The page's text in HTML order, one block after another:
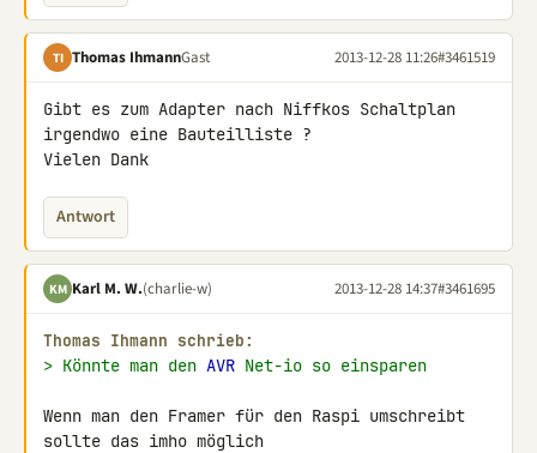
TI Thomas IhmannGast 2013-12-28 11:26#3461519
Gibt es zum Adapter nach Niffkos Schaltplan
irgendwo eine Bauteilliste ?
Vielen Dank
Antwort
KM Karl M. W.(charlie-w) 2013-12-28 14:37#3461695
Thomas Ihmann schrieb:
> Könnte man den AVR Net-io so einsparen
Wenn man den Framer für den Raspi umschreibt
sollte das imho möglich